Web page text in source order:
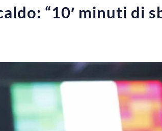
“10′ minuti di